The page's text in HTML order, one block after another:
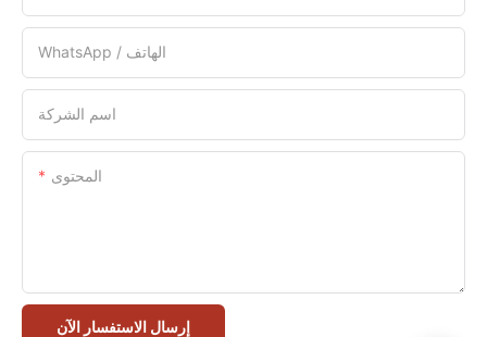
WhatsApp / الهاتف
اسم الشركة
المحتوى
إرسال الاستفسار الآن